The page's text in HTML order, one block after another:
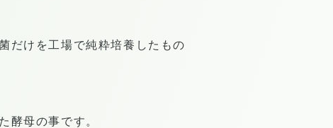
だけを工場で純粋培養したもの
酵母の事です。